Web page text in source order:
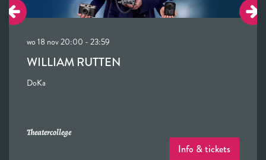
WILLIAM RUTTEN
DoKa
wo 18 nov20:00 - 23:59
Theatercollege
Info & tickets